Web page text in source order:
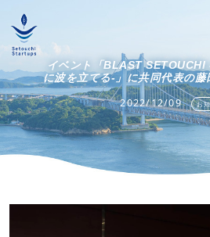
イベント「BLAST SETOUCHI
に波を立てる-」に共同代表の
2022/12/09 お